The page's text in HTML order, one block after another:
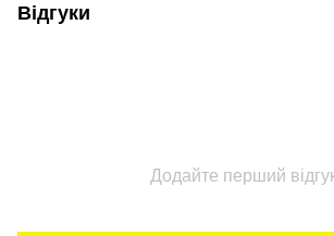
Відгуки
Додайте перший